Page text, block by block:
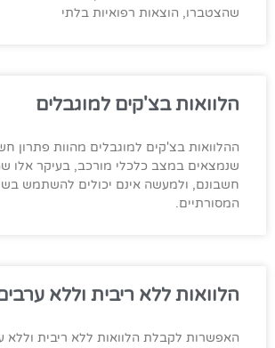
שהצטברו, הוצאות רפואיות בלתי
הלוואות בצ'קים למוגבלים
ההלוואות בצ'קים למוגבלים מהוות פתרון
שנמצאים במצב כלכלי מורכב, בעיקר אלו
חשבונם, ולמעשה אינם יכולים להשתמש
המסורתיים.
הלוואות ללא ריבית וללא
האפשרות לקבלת הלוואות ללא ריבית וללא